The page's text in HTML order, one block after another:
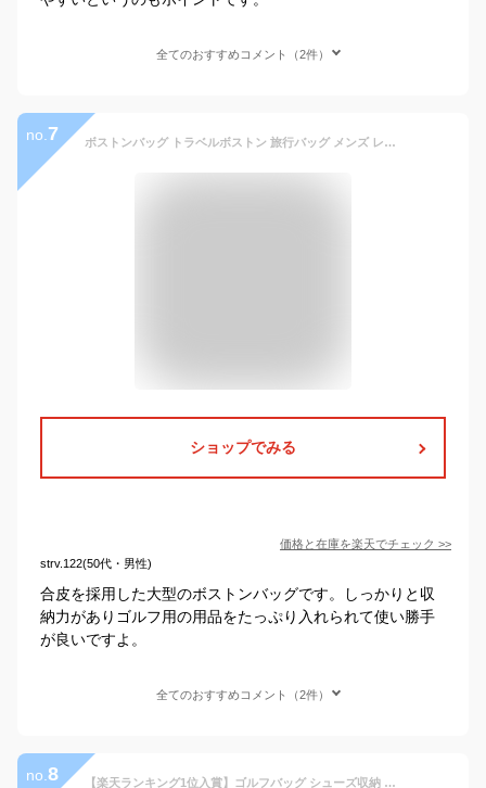
全てのおすすめコメント（2件）
no. 7 ボストンバッグ トラベルボストン 旅行バッグ メンズ レディース アンティーク調 レトロ 大容量 日本製 ブランド ANDY HAWARD No:10414 ショルダーベルト 男女兼用 ゴルフ 帰省 出張 おしゃれ 鞄倶楽部
ショップでみる
価格と在庫を楽天でチェック >>
strv.122(50代・男性)
合皮を採用した大型のボストンバッグです。しっかりと収
納力がありゴルフ用の用品をたっぷり入れられて使い勝手
が良いですよ。
全てのおすすめコメント（2件）
no. 8 【楽天ランキング1位入賞】ゴルフバッグ シューズ収納 メンズ スポーツバッグ 防水 Wet Pouch付